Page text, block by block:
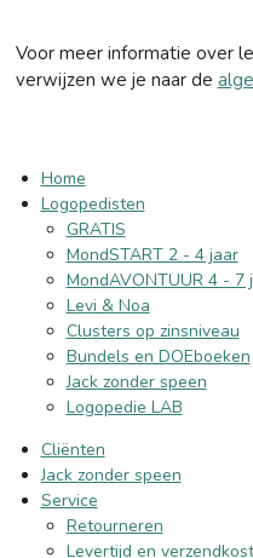
Voor meer informatie over
verwijzen we je naar de
Home
Logopedisten
GRATIS
MondSTART 2 - 4 jaar
MondAVONTUUR 4 - 7
Levi & Noa
Clusters op zinsniveau
Bundels en DOEboeken
Jack zonder speen
Logopedie LAB
Cliënten
Jack zonder speen
Service
Retourneren
Levertijd en